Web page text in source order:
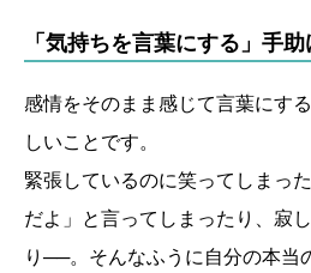
「気持ちを言葉にする」手
感情をそのまま感じて言葉にす
しいことです。
緊張しているのに笑ってしまっ
だよ」と言ってしまったり、寂
り──。そんなふうに自分の本当